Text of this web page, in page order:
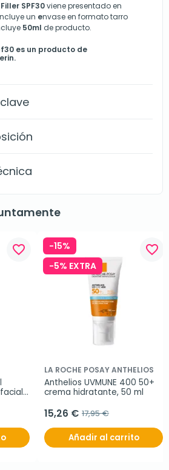
SPF30viene presentado en
un envase en formato tarro
50ml de producto.
es un producto de
.
favorite_border
-15%
-5% EXTRA
favorite_border
LA ROCHE POSAY ANTHELIOS
Anthelios UVMUNE 400 50+
crema hidratante, 50 ml
15,26 € 17,95 €
Añadir al carrito